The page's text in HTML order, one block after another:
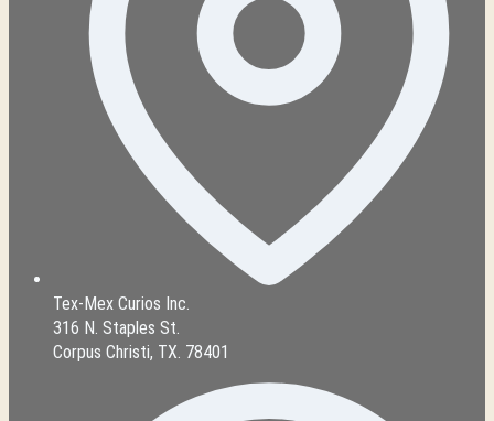
Tex-Mex Curios Inc.
316 N. Staples St.
Corpus Christi, TX. 78401